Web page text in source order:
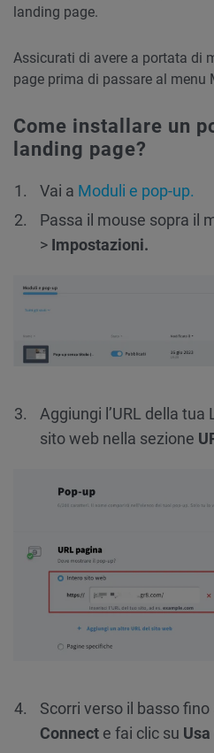
landing page.
Assicurati di avere a portata di
page prima di passare al menu
Come installare un
landing page?
Vai a Moduli e pop-up.
Passa il mouse sopra il
> Impostazioni.
Aggiungi l’URL della
sito web nella sezione
Scorri verso il basso
Connect e fai clic su